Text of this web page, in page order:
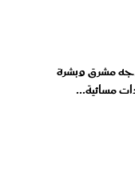
مشرق وبشرة
مسائية...